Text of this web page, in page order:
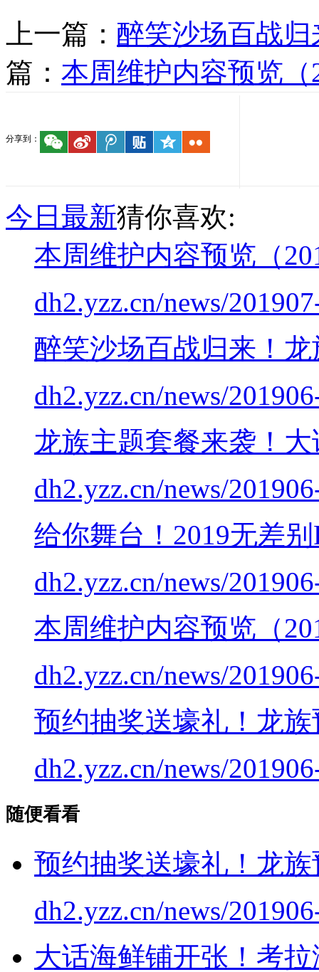
上一篇： 醉笑沙场百战
篇： 本周维护内容预览（
分享到：
今日最新猜你喜欢:
本周维护内容预览（
dh2.yzz.cn/news/
醉笑沙场百战归来！
dh2.yzz.cn/news/
龙族主题套餐来袭！
dh2.yzz.cn/news/
给你舞台！2019无差
dh2.yzz.cn/news/
本周维护内容预览（
dh2.yzz.cn/news/
预约抽奖送壕礼！龙
dh2.yzz.cn/news/
随便看看
预约抽奖送壕礼！龙
dh2.yzz.cn/news/
大话海鲜铺开张！考